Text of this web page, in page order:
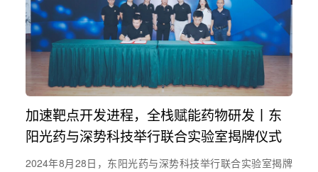
加速靶点开发进程，全栈赋能药物研发丨东
阳光药与深势科技举行联合实验室揭牌仪式
2024年8月28日，东阳光药与深势科技举行联合实验室揭牌